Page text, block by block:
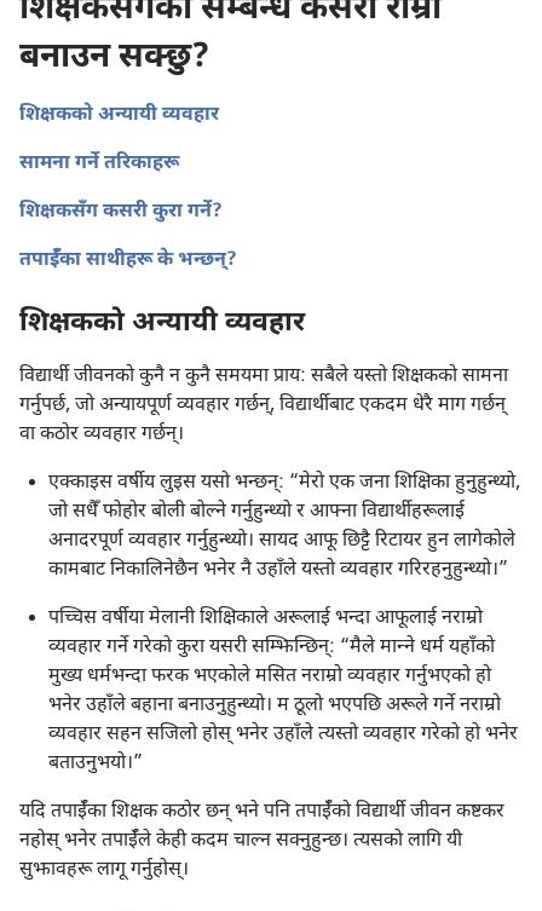
शिक्षकसँगको सम्बन्ध कसरी राम्रो
बनाउन सक्छु?
शिक्षकको अन्यायी व्यवहार
सामना गर्ने तरिकाहरू
शिक्षकसँग कसरी कुरा गर्ने?
तपाईँका साथीहरू के भन्छन्‌?
शिक्षकको अन्यायी व्यवहार
विद्यार्थी जीवनको कुनै न कुनै समयमा प्राय: सबैले यस्तो शिक्षकको सामना
गर्नुपर्छ, जो अन्यायपूर्ण व्यवहार गर्छन्‌, विद्यार्थीबाट एकदम धेरै माग गर्छन्‌
वा कठोर व्यवहार गर्छन्‌।
एक्काइस वर्षीय लुइस यसो भन्छन्‌: “मेरो एक जना शिक्षिका हुनुहुन्थ्यो,
जो सधैँ फोहोर बोली बोल्ने गर्नुहुन्थ्यो र आफ्ना विद्यार्थीहरूलाई
अनादरपूर्ण व्यवहार गर्नुहुन्थ्यो। सायद आफू छिट्टै रिटायर हुन लागेकोले
कामबाट निकालिनेछैन भनेर नै उहाँले यस्तो व्यवहार गरिरहनुहुन्थ्यो।”
पच्चिस वर्षीया मेलानी शिक्षिकाले अरूलाई भन्दा आफूलाई नराम्रो
व्यवहार गर्ने गरेको कुरा यसरी सम्झिन्छिन्‌: “मैले मान्‍ने धर्म यहाँको
मुख्य धर्मभन्दा फरक भएकोले मसित नराम्रो व्यवहार गर्नुभएको हो
भनेर उहाँले बहाना बनाउनुहुन्थ्यो। म ठूलो भएपछि अरूले गर्ने नराम्रो
व्यवहार सहन सजिलो होस्‌ भनेर उहाँले त्यस्तो व्यवहार गरेको हो भनेर
बताउनुभयो।”
यदि तपाईँका शिक्षक कठोर छन्‌ भने पनि तपाईँको विद्यार्थी जीवन कष्टकर
नहोस्‌ भनेर तपाईँले केही कदम चाल्न सक्नुहुन्छ। त्यसको लागि यी
सुझावहरू लागू गर्नुहोस्‌।